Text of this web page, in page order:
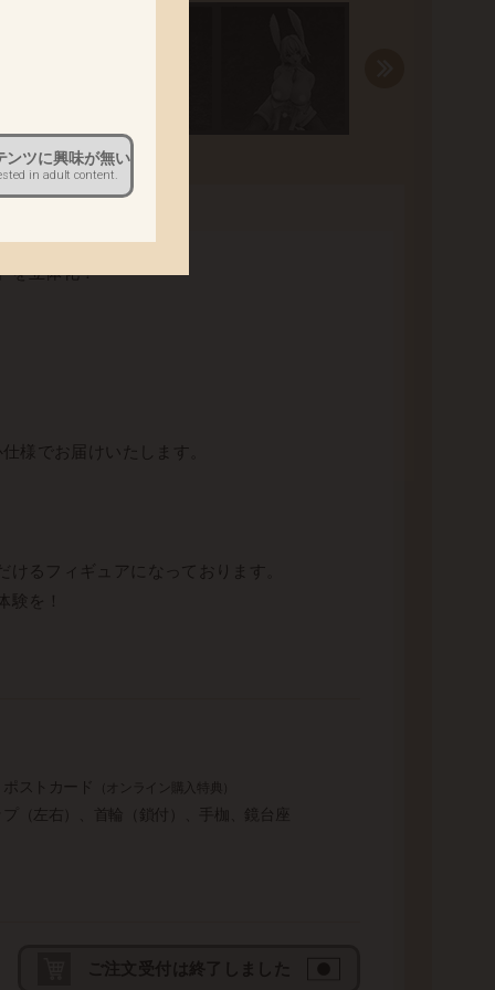
を立体化！
様でお届けいたします。
るフィギュアになっております。
を！
ストカード （オンライン購入特典）
（左右）、首輪（鎖付）、手枷、鏡台座
ンツに興味が無い
in adult content.